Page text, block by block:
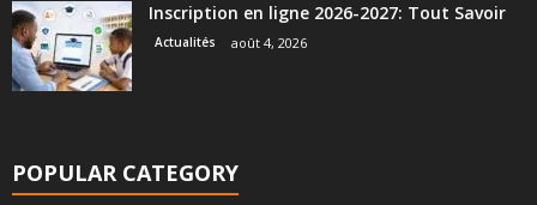
Inscription en ligne 2026-2027: Tout Savoir
Actualités août 4, 2026
POPULAR CATEGORY